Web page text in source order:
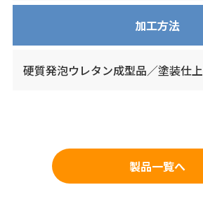
加工方法
硬質発泡ウレタン成型品／塗装仕上
製品一覧へ